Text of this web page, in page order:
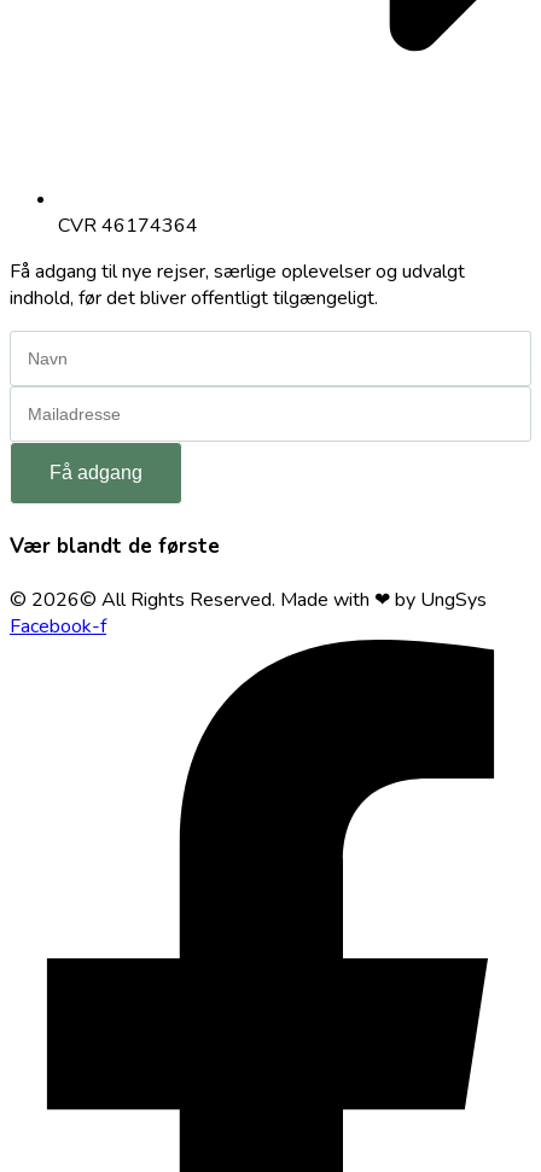
CVR 46174364
Få adgang til nye rejser, særlige oplevelser og udvalgt
indhold, før det bliver offentligt tilgængeligt.
Få adgang
Vær blandt de første
© 2026© All Rights Reserved. Made with ❤ by UngSys
Facebook-f